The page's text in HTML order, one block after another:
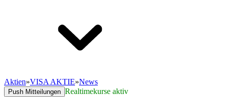
Aktien»VISA AKTIE»News
Push Mitteilungen Realtimekurse aktiv